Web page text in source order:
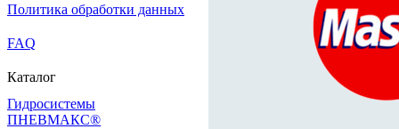
Политика обработки данных
FAQ
Каталог
Гидросистемы
ПНЕВМАКС®